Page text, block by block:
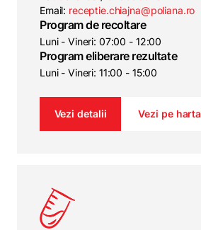
Email: receptie.chiajna@poliana.ro
Program de recoltare
Luni - Vineri: 07:00 - 12:00
Program eliberare rezultate
Luni - Vineri: 11:00 - 15:00
Vezi detalii Vezi pe harta